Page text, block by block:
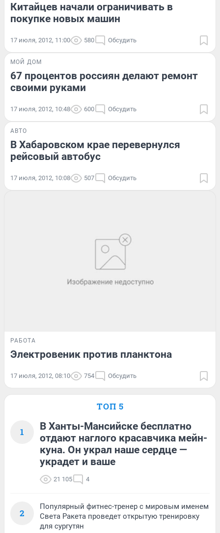
Китайцев начали ограничивать в
покупке новых машин
17 июля, 2012, 11:00 580 Обсудить
МОЙ ДОМ
67 процентов россиян делают ремонт
своими руками
17 июля, 2012, 10:48 600 Обсудить
АВТО
В Хабаровском крае перевернулся
рейсовый автобус
17 июля, 2012, 10:08 507 Обсудить
РАБОТА
Электровеник против планктона
17 июля, 2012, 08:10 754 Обсудить
ТОП 5
1
В Ханты-Мансийске бесплатно
отдают наглого красавчика мейн-
куна. Он украл наше сердце —
украдет и ваше
21 105 4
2
Популярный фитнес-тренер с мировым именем
Света Ракета проведет открытую тренировку
для сургутян